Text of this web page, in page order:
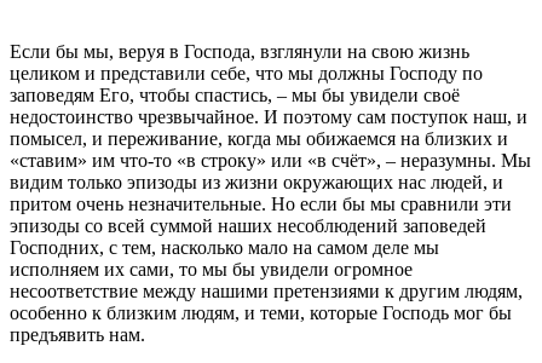
Если бы мы, веруя в Господа, взглянули на свою жизнь
целиком и представили себе, что мы должны Господу по
заповедям Его, чтобы спастись, – мы бы увидели своё
недостоинство чрезвычайное. И поэтому сам поступок наш, и
помысел, и переживание, когда мы обижаемся на близких и
«ставим» им что-то «в строку» или «в счёт», – неразумны. Мы
видим только эпизоды из жизни окружающих нас людей, и
притом очень незначительные. Но если бы мы сравнили эти
эпизоды со всей суммой наших несоблюдений заповедей
Господних, с тем, насколько мало на самом деле мы
исполняем их сами, то мы бы увидели огромное
несоответствие между нашими претензиями к другим людям,
особенно к близким людям, и теми, которые Господь мог бы
предъявить нам.